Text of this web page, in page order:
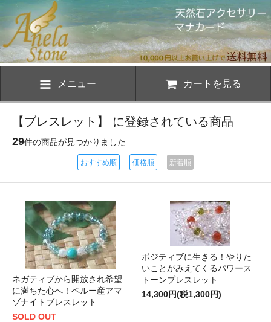
メニュー カートを見る
【ブレスレット】 に登録されている商品
29件の商品が見つかりました
おすすめ順 価格順 新着順
ネガティブから開放され希望
に満ちた心へ！ペルー産アマ
ゾナイトブレスレット
SOLD OUT
ポジティブに生きる！やりた
いことがみえてくるパワース
トーンブレスレット
14,300円(税1,300円)